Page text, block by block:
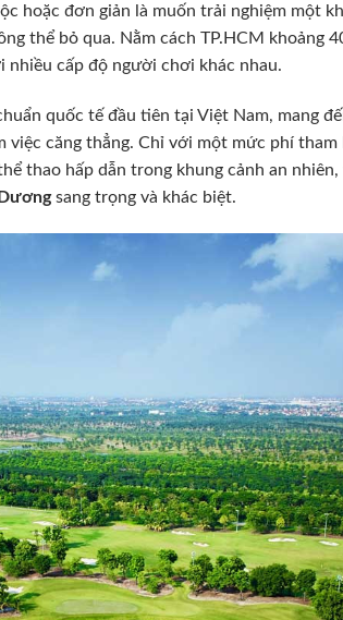
hoặc đơn giản là muốn trải nghiệm một
thể bỏ qua. Nằm cách TP.HCM khoảng
cấp độ người chơi khác nhau.
quốc tế đầu tiên tại Việt Nam, mang
căng thẳng. Chỉ với một mức phí tham
thao hấp dẫn trong khung cảnh an
sang trọng và khác biệt.